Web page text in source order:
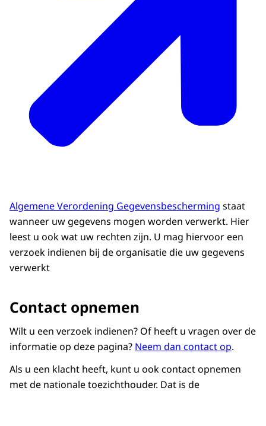
Algemene Verordening Gegevensbescherming staat
wanneer uw gegevens mogen worden verwerkt. Hier
leest u ook wat uw rechten zijn. U mag hiervoor een
verzoek indienen bij de organisatie die uw gegevens
verwerkt
Contact opnemen
Wilt u een verzoek indienen? Of heeft u vragen over de
informatie op deze pagina? Neem dan contact op.
Als u een klacht heeft, kunt u ook contact opnemen
met de nationale toezichthouder. Dat is de